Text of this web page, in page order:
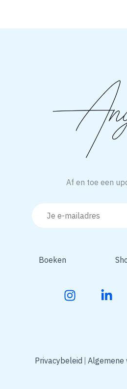
Af en toe een
Boeken
Privacybeleid Algemene